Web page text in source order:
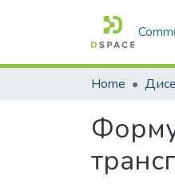
Home